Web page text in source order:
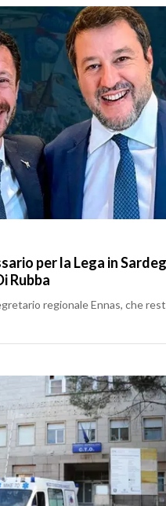
per la Lega in
Rubba
regionale Ennas, che